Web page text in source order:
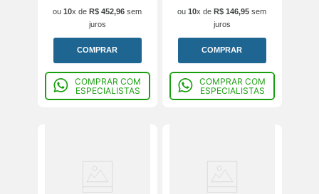
ou 10x de R$ 452,96 sem
juros
COMPRAR
COMPRAR COM
ESPECIALISTAS
ou 10x de R$ 146,95 sem
juros
COMPRAR
COMPRAR COM
ESPECIALISTAS